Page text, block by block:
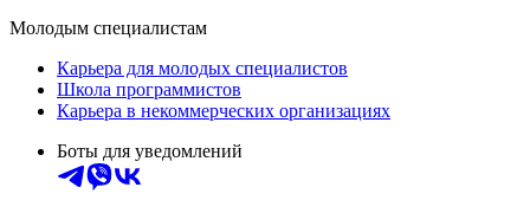
Молодым специалистам
Карьера для молодых специалистов
Школа программистов
Карьера в некоммерческих организациях
Боты для уведомлений